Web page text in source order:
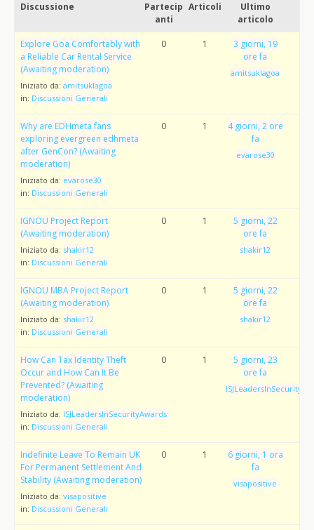
Discussione
Partecip
anti
Articoli
Ultimo
articolo
Explore Goa Comfortably with
a Reliable Car Rental Service
(Awaiting moderation)
Iniziato da: amitsuklagoa
in: Discussioni Generali
0 1
3 giorni, 19
ore fa
amitsuklagoa
Why are EDHmeta fans
exploring evergreen edhmeta
after GenCon? (Awaiting
moderation)
Iniziato da: evarose30
in: Discussioni Generali
0 1
4 giorni, 2 ore
fa
evarose30
IGNOU Project Report
(Awaiting moderation)
Iniziato da: shakir12
in: Discussioni Generali
0 1
5 giorni, 22
ore fa
shakir12
IGNOU MBA Project Report
(Awaiting moderation)
Iniziato da: shakir12
in: Discussioni Generali
0 1
5 giorni, 22
ore fa
shakir12
How Can Tax Identity Theft
Occur and How Can It Be
Prevented? (Awaiting
moderation)
Iniziato da: ISJLeadersInSecurityAwards
in: Discussioni Generali
0 1
5 giorni, 23
ore fa
Indefinite Leave To Remain UK
For Permanent Settlement And
Stability (Awaiting moderation)
Iniziato da: visapositive
in: Discussioni Generali
0 1
6 giorni, 1 ora
fa
visapositive